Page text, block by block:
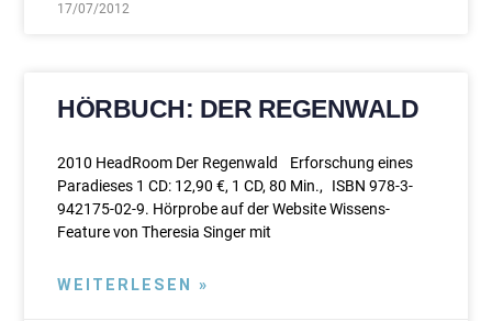
17/07/2012
HÖRBUCH: DER REGENWALD
2010 HeadRoom Der Regenwald Erforschung eines
Paradieses 1 CD: 12,90 €, 1 CD, 80 Min., ISBN 978-3-
942175-02-9. Hörprobe auf der Website Wissens-
Feature von Theresia Singer mit
WEITERLESEN »